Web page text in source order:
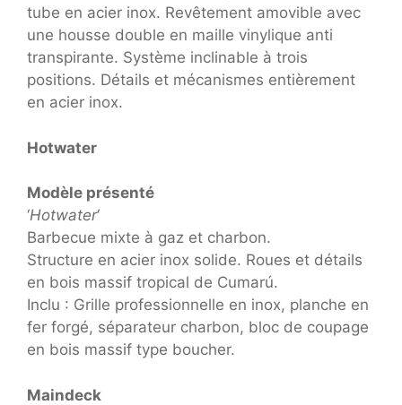
tube en acier inox. Revêtement amovible avec
une housse double en maille vinylique anti
transpirante. Système inclinable à trois
positions. Détails et mécanismes entièrement
en acier inox.
Hotwater
Modèle présenté
‘Hotwater‘
Barbecue mixte à gaz et charbon.
Structure en acier inox solide. Roues et détails
en bois massif tropical de Cumarú.
Inclu : Grille professionnelle en inox, planche en
fer forgé, séparateur charbon, bloc de coupage
en bois massif type boucher.
Maindeck